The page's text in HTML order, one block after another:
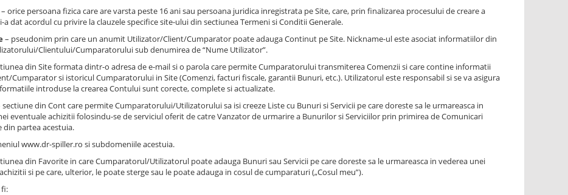
– orice persoana fizica care are varsta peste 16 ani sau persoana juridica inregistrata pe Site, care, prin finalizarea procesului de creare a
a dat acordul cu privire la clauzele specifice site-ului din sectiunea Termeni si Conditii Generale.
– pseudonim prin care un anumit Utilizator/Client/Cumparator poate adauga Continut pe Site. Nickname-ul este asociat informatiilor din
Clientului/Cumparatorului sub denumirea de “Nume Utilizator”.
din Site formata dintr-o adresa de e-mail si o parola care permite Cumparatorului transmiterea Comenzii si care contine informatii
Cumparator si istoricul Cumparatorului in Site (Comenzi, facturi fiscale, garantii Bunuri, etc.). Utilizatorul este responsabil si se va asigura
introduse la crearea Contului sunt corecte, complete si actualizate.
sectiune din Cont care permite Cumparatorului/Utilizatorului sa isi creeze Liste cu Bunuri si Servicii pe care doreste sa le urmareasca in
eventuale achizitii folosindu-se de serviciul oferit de catre Vanzator de urmarire a Bunurilor si Serviciilor prin primirea de Comunicari
din partea acestuia.
www.dr-spiller.ro si subdomeniile acestuia.
din Favorite in care Cumparatorul/Utilizatorul poate adauga Bunuri sau Servicii pe care doreste sa le urmareasca in vederea unei
si pe care, ulterior, le poate sterge sau le poate adauga in cosul de cumparaturi („Cosul meu”).